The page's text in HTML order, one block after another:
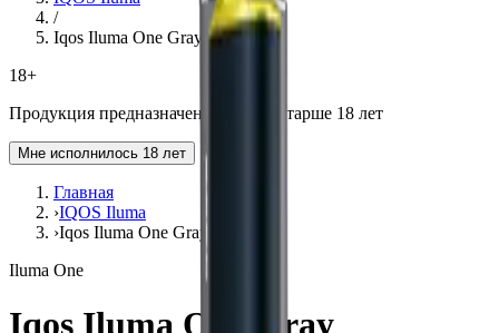
/
Iqos Iluma One Gray
18+
Продукция предназначена для лиц старше 18 лет
Мне исполнилось 18 лет
Главная
›IQOS Iluma
›Iqos Iluma One Gray
Iluma One
Iqos Iluma One Gray